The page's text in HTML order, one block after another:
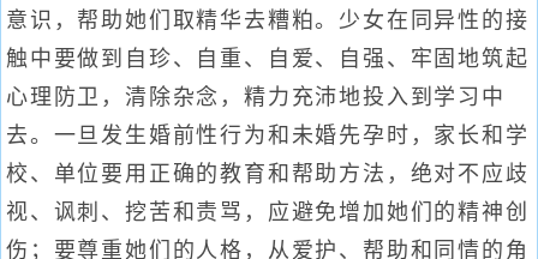
意识，帮助她们取精华去糟粕。少女在同异性的接
触中要做到自珍、自重、自爱、自强、牢固地筑起
心理防卫，清除杂念，精力充沛地投入到学习中
去。一旦发生婚前性行为和未婚先孕时，家长和学
校、单位要用正确的教育和帮助方法，绝对不应歧
视、讽刺、挖苦和责骂，应避免增加她们的精神创
伤；要尊重她们的人格，从爱护、帮助和同情的角